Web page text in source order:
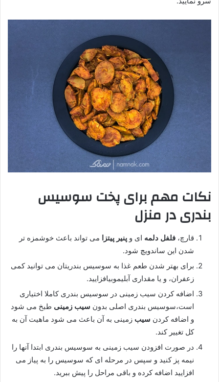
نکات مهم برای پخت سوسیس
بندری در منزل
قارچ، فلفل دلمه ای و پنیر پیتزا می تواند باعث خوشمزه تر
شدن این ساندویچ شود.
برای بهتر شدن طعم غذا به سوسیس بندریتان می توانید کمی
زعفران، و یا مقداری آبلیموبیافزایید.
اضافه کردن سیب زمینی در سوسیس بندری کاملا اختیاری
است،سوسیس بندری اصلی بدون سیب زمینی طبخ می شود
و اضافه کردن سیب زمینی به آن باعث می شود ماهیت آن به
کل تغییر کند.
در صورت افزودن سیب زمینی به سوسیس بندری ابتدا آنها را
نیمه پز کنید و سپس در مرحله ای که سوسیس را به پیاز می
افزایید اضافه کرده و باقی مراحل را پیش ببرید.